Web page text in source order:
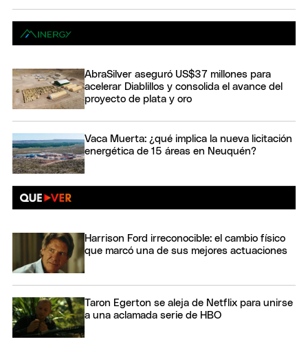
AbraSilver aseguró US$37 millones para
acelerar Diablillos y consolida el avance del
proyecto de plata y oro
Vaca Muerta: ¿qué implica la nueva licitación
energética de 15 áreas en Neuquén?
Harrison Ford irreconocible: el cambio físico
que marcó una de sus mejores actuaciones
Taron Egerton se aleja de Netflix para unirse
a una aclamada serie de HBO